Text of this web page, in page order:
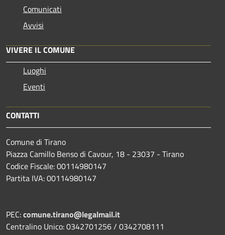
Comunicati
Avvisi
VIVERE IL COMUNE
Luoghi
Eventi
CONTATTI
Comune di Tirano
Piazza Camillo Benso di Cavour, 18 - 23037 - Tirano
Codice Fiscale: 00114980147
Partita IVA: 00114980147
PEC:comune.tirano@legalmail.it
Centralino Unico: 0342701256 / 0342708111